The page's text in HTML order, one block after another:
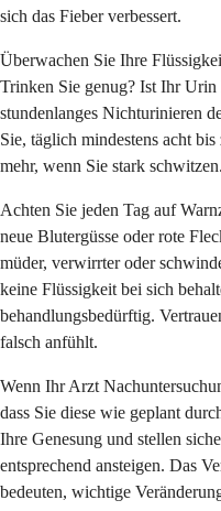
sich das Fieber verbessert.
Überwachen Sie Ihre
Trinken Sie genug? Ist Ihr
stundenlanges Nichturinieren
Sie, täglich mindestens acht
mehr, wenn Sie stark schwitzen.
Achten Sie jeden Tag auf
neue Blutergüsse oder rote
müder, verwirrter oder
keine Flüssigkeit bei sich
behandlungsbedürftig.
falsch anfühlt.
Wenn Ihr Arzt
dass Sie diese wie geplant
Ihre Genesung und stellen
entsprechend ansteigen. Das
bedeuten, wichtige